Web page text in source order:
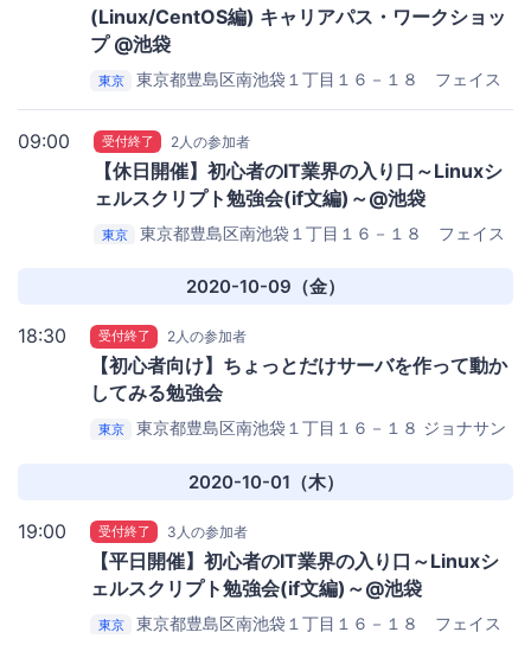
(Linux/CentOS編) キャリアパス・ワークショッ
プ @池袋
東京
東京都豊島区南池袋１丁目１６－１８ フェイス
09:00 受付終了 2人の参加者
【休日開催】初心者のIT業界の入り口～Linuxシ
ェルスクリプト勉強会(if文編)～@池袋
東京
東京都豊島区南池袋１丁目１６－１８ フェイス
2020-10-09（金）
18:30 受付終了 2人の参加者
【初心者向け】ちょっとだけサーバを作って動か
してみる勉強会
東京 東京都豊島区南池袋１丁目１６－１８ ジョナサン
2020-10-01（木）
19:00 受付終了 3人の参加者
【平日開催】初心者のIT業界の入り口～Linuxシ
ェルスクリプト勉強会(if文編)～@池袋
東京
東京都豊島区南池袋１丁目１６－１８ フェイス